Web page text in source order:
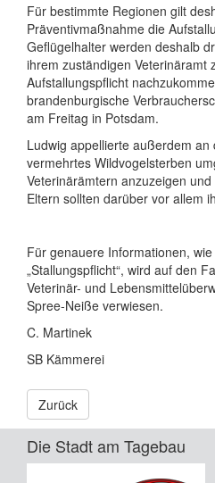
Für bestimmte Regionen gilt
Präventivmaßnahme die
Geflügelhalter werden deshalb
ihrem zuständigen Veterinäramt
Aufstallungspflicht
brandenburgische
am Freitag in Potsdam.
Ludwig appellierte außerdem an
vermehrtes Wildvogelsterben
Veterinärämtern anzuzeigen
Eltern sollten darüber vor allem
Für genauere Informationen,
„Stallungspflicht“, wird auf den
Veterinär- und
Spree-Neiße verwiesen.
C. Martinek
SB Kämmerei
Zurück
Die Stadt am Tagebau